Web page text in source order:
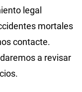
legal
mortales
contacte.
a revisar